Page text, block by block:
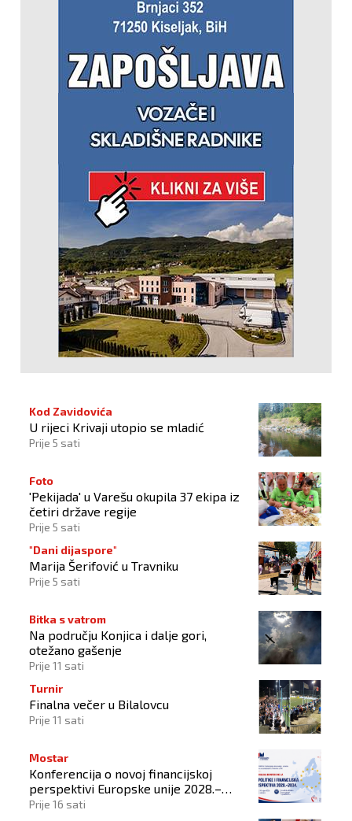
Kod Zavidovića
U rijeci Krivaji utopio se mladić
Prije 5 sati
Foto
'Pekijada' u Varešu okupila 37 ekipa iz
četiri države regije
Prije 5 sati
"Dani dijaspore"
Marija Šerifović u Travniku
Prije 5 sati
Bitka s vatrom
Na području Konjica i dalje gori,
otežano gašenje
Prije 11 sati
Turnir
Finalna večer u Bilalovcu
Prije 11 sati
Mostar
Konferencija o novoj financijskoj
perspektivi Europske unije 2028.–
2034.
Prije 16 sati